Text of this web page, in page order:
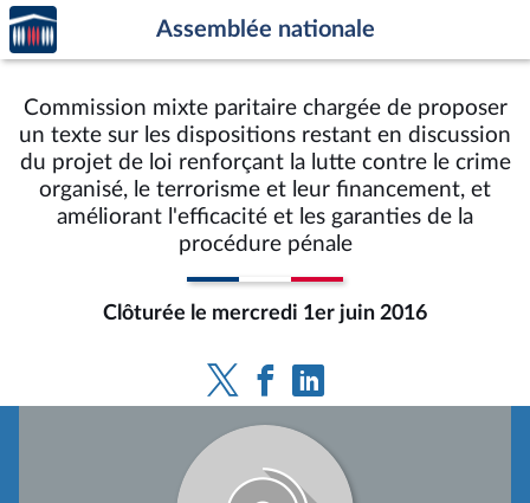
Aller au contenu
Aller en bas de la page
Accèder
à la
page
Assemblée nationale
Commission mixte paritaire chargée de proposer
un texte sur les dispositions restant en discussion
du projet de loi renforçant la lutte contre le crime
organisé, le terrorisme et leur financement, et
améliorant l'efficacité et les garanties de la
procédure pénale
Clôturée le mercredi 1er juin 2016